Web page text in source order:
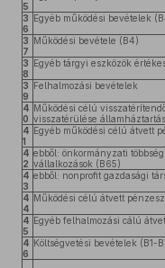
5
3
6
Egyéb működési bevételek
3
7
Működési bevétele (B4)
3
8
Egyéb tárgyi eszközök
3
9
Felhalmozási bevételek
4
0
Működési célú
visszatérülése
4
1
Egyéb működési célú átvett
4
2
ebből: önkormányzati
vállalkozások (B65)
4
3
ebből: nonprofit gazdasági
4
4
Működési célú átvett
4
5
Egyéb felhalmozási cálú
4
6
Költségvetési bevételek (B1-